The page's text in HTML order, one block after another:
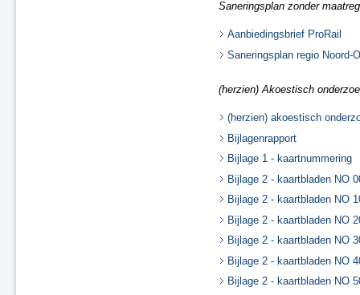
Saneringsplan zonder
Aanbiedingsbrief ProRail
Saneringsplan regio Noord-
(herzien) Akoestisch
(herzien) akoestisch
Bijlagenrapport
Bijlage 1 - kaartnummering
Bijlage 2 - kaartbladen NO
Bijlage 2 - kaartbladen NO
Bijlage 2 - kaartbladen NO
Bijlage 2 - kaartbladen NO
Bijlage 2 - kaartbladen NO
Bijlage 2 - kaartbladen NO